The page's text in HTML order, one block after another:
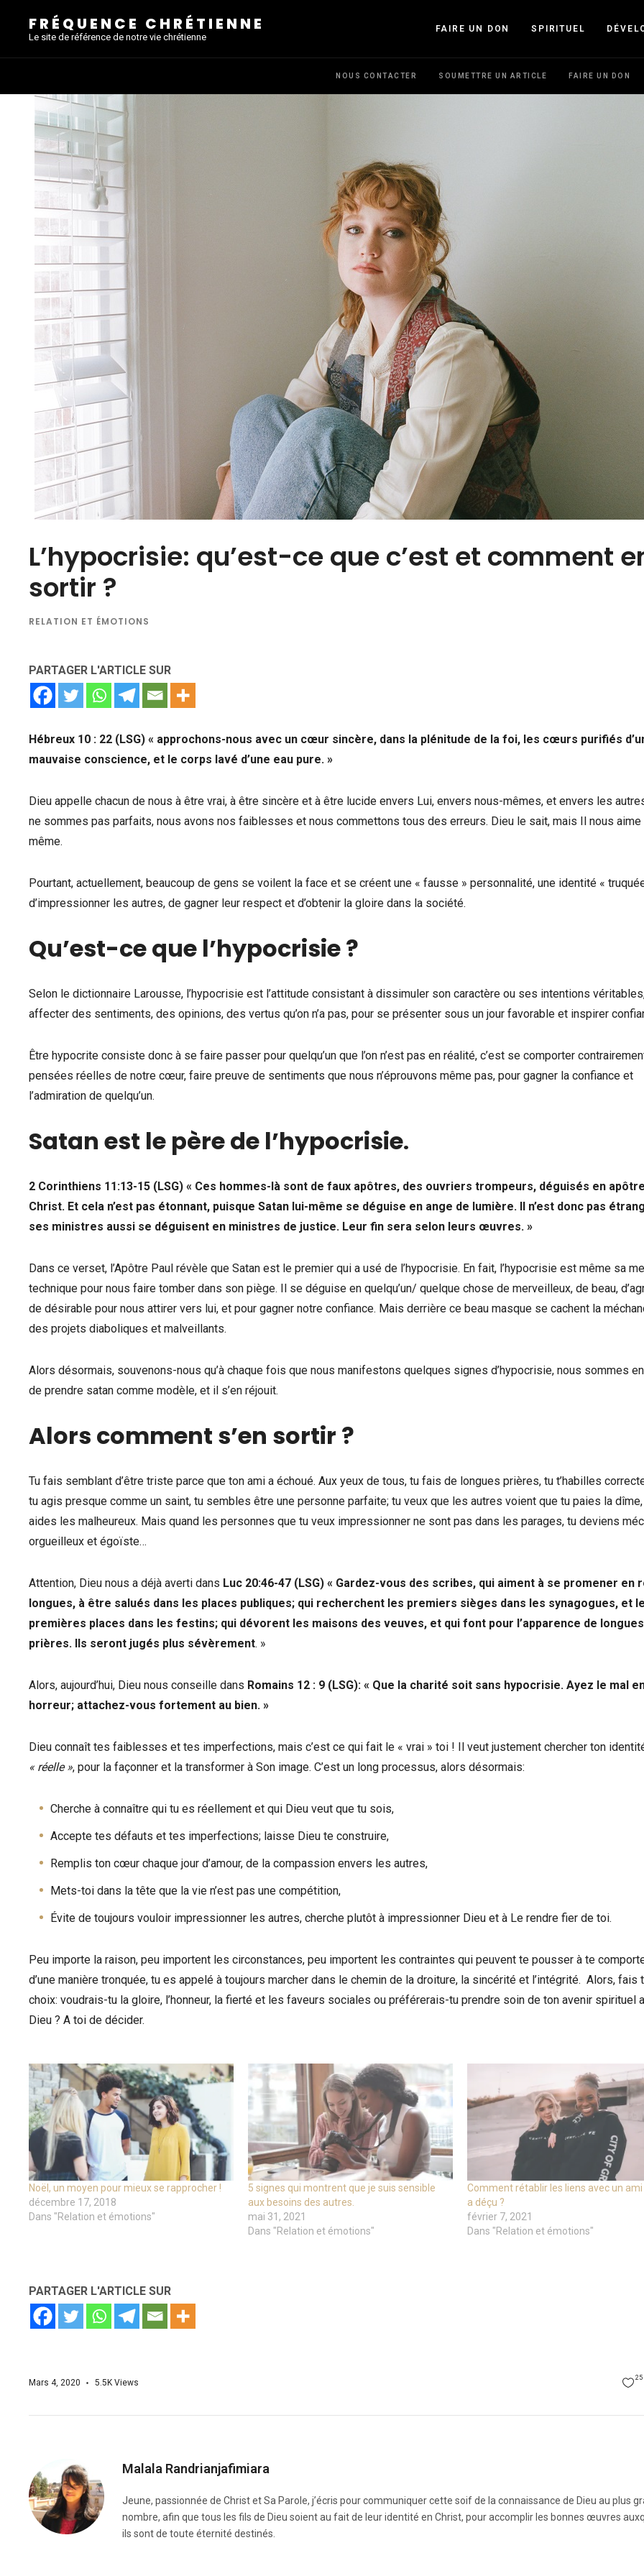
FRÉQUENCE CHRÉTIENNE
Le site de référence de notre vie chrétienne
FAIRE UN DON SPIRITUEL
NOUS CONTACTER SOUMETTRE UN ARTICLE FAIRE UN DON
L’hypocrisie: qu’est-ce que c’est et comment
sortir ?
RELATION ET ÉMOTIONS
PARTAGER L'ARTICLE SUR
Hébreux 10 : 22 (LSG) « approchons-nous avec un cœur sincère, dans la plénitude de la foi, les cœurs purifiés
mauvaise conscience, et le corps lavé d’une eau pure. »
Dieu appelle chacun de nous à être vrai, à être sincère et à être lucide envers Lui, envers nous-mêmes, et envers les
ne sommes pas parfaits, nous avons nos faiblesses et nous commettons tous des erreurs. Dieu le sait, mais Il nous aime
même.
Pourtant, actuellement, beaucoup de gens se voilent la face et se créent une « fausse » personnalité, une identité «
d’impressionner les autres, de gagner leur respect et d’obtenir la gloire dans la société.
Qu’est-ce que l’hypocrisie ?
Selon le dictionnaire Larousse, l’hypocrisie est l’attitude consistant à dissimuler son caractère ou ses intentions
affecter des sentiments, des opinions, des vertus qu’on n’a pas, pour se présenter sous un jour favorable et inspirer
Être hypocrite consiste donc à se faire passer pour quelqu’un que l’on n’est pas en réalité, c’est se comporter
pensées réelles de notre cœur, faire preuve de sentiments que nous n’éprouvons même pas, pour gagner la confiance et
l’admiration de quelqu’un.
Satan est le père de l’hypocrisie.
2 Corinthiens 11:13-15 (LSG) « Ces hommes-là sont de faux apôtres, des ouvriers trompeurs, déguisés en
Christ. Et cela n’est pas étonnant, puisque Satan lui-même se déguise en ange de lumière. Il n’est donc pas
ses ministres aussi se déguisent en ministres de justice. Leur fin sera selon leurs œuvres. »
Dans ce verset, l’Apôtre Paul révèle que Satan est le premier qui a usé de l’hypocrisie. En fait, l’hypocrisie est même sa
technique pour nous faire tomber dans son piège. Il se déguise en quelqu’un/ quelque chose de merveilleux, de beau,
de désirable pour nous attirer vers lui, et pour gagner notre confiance. Mais derrière ce beau masque se cachent la
des projets diaboliques et malveillants.
Alors désormais, souvenons-nous qu’à chaque fois que nous manifestons quelques signes d’hypocrisie, nous sommes
de prendre satan comme modèle, et il s’en réjouit.
Alors comment s’en sortir ?
Tu fais semblant d’être triste parce que ton ami a échoué. Aux yeux de tous, tu fais de longues prières, tu t’habilles
tu agis presque comme un saint, tu sembles être une personne parfaite; tu veux que les autres voient que tu paies la
aides les malheureux. Mais quand les personnes que tu veux impressionner ne sont pas dans les parages, tu deviens
orgueilleux et égoïste…
Attention, Dieu nous a déjà averti dans Luc 20:46-47 (LSG) « Gardez-vous des scribes, qui aiment à se promener en
longues, à être salués dans les places publiques; qui recherchent les premiers sièges dans les synagogues, et
premières places dans les festins; qui dévorent les maisons des veuves, et qui font pour l’apparence de longues
prières. Ils seront jugés plus sévèrement. »
Alors, aujourd’hui, Dieu nous conseille dans Romains 12 : 9 (LSG): « Que la charité soit sans hypocrisie. Ayez le mal
horreur; attachez-vous fortement au bien. »
Dieu connaît tes faiblesses et tes imperfections, mais c’est ce qui fait le « vrai » toi ! Il veut justement chercher ton
« réelle », pour la façonner et la transformer à Son image. C’est un long processus, alors désormais:
Cherche à connaître qui tu es réellement et qui Dieu veut que tu sois,
Accepte tes défauts et tes imperfections; laisse Dieu te construire,
Remplis ton cœur chaque jour d’amour, de la compassion envers les autres,
Mets-toi dans la tête que la vie n’est pas une compétition,
Évite de toujours vouloir impressionner les autres, cherche plutôt à impressionner Dieu et à Le rendre fier de toi.
Peu importe la raison, peu importent les circonstances, peu importent les contraintes qui peuvent te pousser à te
d’une manière tronquée, tu es appelé à toujours marcher dans le chemin de la droiture, la sincérité et l’intégrité. Alors, fais
choix: voudrais-tu la gloire, l’honneur, la fierté et les faveurs sociales ou préférerais-tu prendre soin de ton avenir spirituel
Dieu ? A toi de décider.
Noël, un moyen pour mieux se rapprocher !
décembre 17, 2018
Dans "Relation et émotions"
5 signes qui montrent que je suis sensible
aux besoins des autres.
mai 31, 2021
Dans "Relation et émotions"
Comment rétablir les liens avec un ami
a déçu ?
février 7, 2021
Dans "Relation et émotions"
PARTAGER L'ARTICLE SUR
Mars 4, 2020 5.5K Views 25
Malala Randrianjafimiara
Jeune, passionnée de Christ et Sa Parole, j’écris pour communiquer cette soif de la connaissance de Dieu au plus
nombre, afin que tous les fils de Dieu soient au fait de leur identité en Christ, pour accomplir les bonnes œuvres
ils sont de toute éternité destinés.